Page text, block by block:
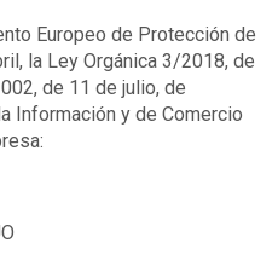
Europeo de Protección de
la Ley Orgánica 3/2018, de
de 11 de julio, de
Información y de Comercio